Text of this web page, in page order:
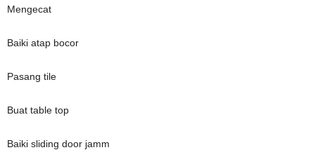
Mengecat
Baiki atap bocor
Pasang tile
Buat table top
Baiki sliding door jamm